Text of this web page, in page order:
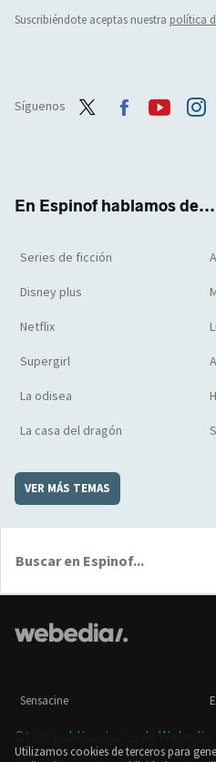
Suscribiéndote aceptas nuestra política
Síguenos
En Espinof hablamos de...
Series de ficción
Disney plus
Netflix
Supergirl
La odisea
La casa del dragón
VER MÁS TEMAS
Sensacine
Otras publicaciones de Webedia
Utilizamos cookies de terceros para